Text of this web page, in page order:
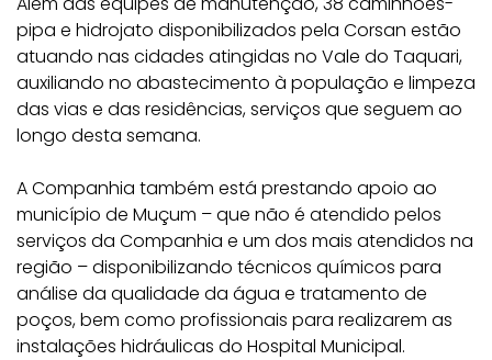
pipa e hidrojato disponibilizados pela Corsan estão
atuando nas cidades atingidas no Vale do Taquari,
auxiliando no abastecimento à população e limpeza
das vias e das residências, serviços que seguem ao
longo desta semana.
A Companhia também está prestando apoio ao
município de Muçum – que não é atendido pelos
serviços da Companhia e um dos mais atendidos na
região – disponibilizando técnicos químicos para
análise da qualidade da água e tratamento de
poços, bem como profissionais para realizarem as
instalações hidráulicas do Hospital Municipal.